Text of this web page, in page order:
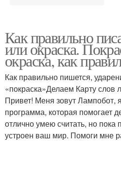
Как правильно
или окраска.
окраска, как
Как правильно пишется,
«покраска»Делаем Карту слов
Привет! Меня зовут Лампобот,
программа, которая помогает
отлично умею считать, но пока
устроен ваш мир. Помоги мне